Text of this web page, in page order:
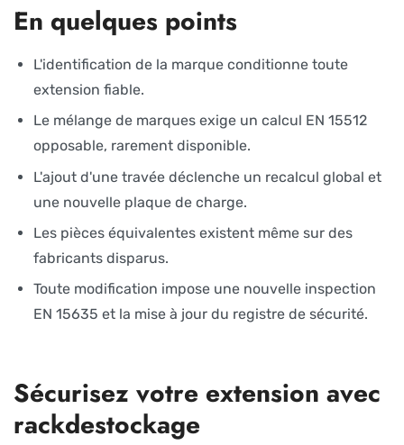
En quelques points
L'identification de la marque conditionne toute
extension fiable.
Le mélange de marques exige un calcul EN 15512
opposable, rarement disponible.
L'ajout d'une travée déclenche un recalcul global et
une nouvelle plaque de charge.
Les pièces équivalentes existent même sur des
fabricants disparus.
Toute modification impose une nouvelle inspection
EN 15635 et la mise à jour du registre de sécurité.
Sécurisez votre extension avec
rackdestockage